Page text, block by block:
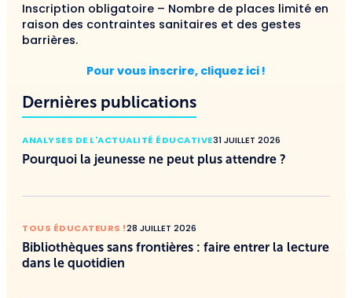
Inscription obligatoire – Nombre de places limité en
raison des contraintes sanitaires et des gestes
barrières.
Pour vous inscrire, cliquez ici !
Dernières publications
ANALYSES DE L'ACTUALITÉ ÉDUCATIVE31 JUILLET 2026
Pourquoi la jeunesse ne peut plus attendre ?
TOUS ÉDUCATEURS !28 JUILLET 2026
Bibliothèques sans frontières : faire entrer la lecture
dans le quotidien